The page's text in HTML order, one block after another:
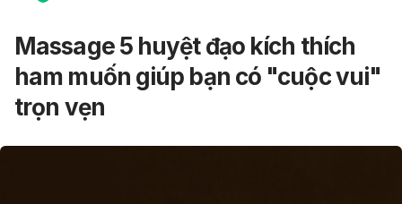
Massage 5 huyệt đạo kích thích
ham muốn giúp bạn có "cuộc vui"
trọn vẹn